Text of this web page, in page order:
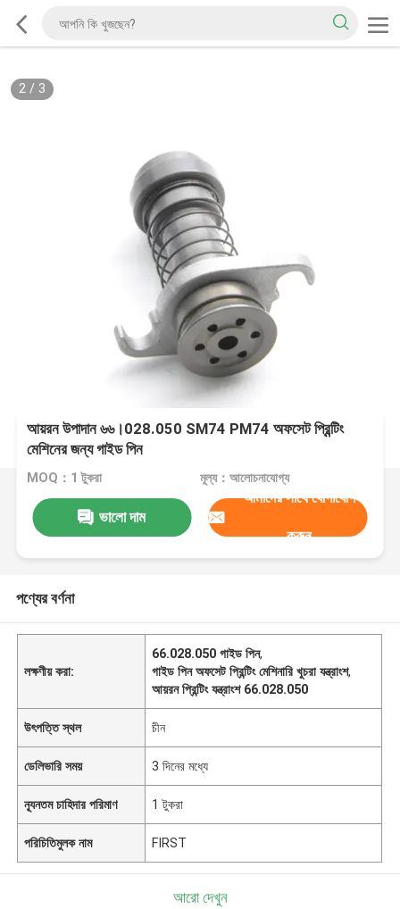
2/ 3
আয়রন উপাদান ৬৬।028.050 SM74 PM74 অফসেট প্রিন্টিং
মেশিনের জন্য গাইড পিন
MOQ：1 টুকরা মূল্য：আলোচনাযোগ্য
ভালো দাম
আমাদের সাথে যোগাযোগ
করুন
পণ্যের বর্ণনা
লক্ষণীয় করা:
66.028.050 গাইড পিন,
গাইড পিন অফসেট প্রিন্টিং মেশিনারি খুচরা যন্ত্রাংশ,
আয়রন প্রিন্টিং যন্ত্রাংশ 66.028.050
উৎপত্তি স্থল চীন
ডেলিভারি সময় 3 দিনের মধ্যে
ন্যূনতম চাহিদার পরিমাণ 1 টুকরা
পরিচিতিমুলক নাম FIRST
আরো দেখুন